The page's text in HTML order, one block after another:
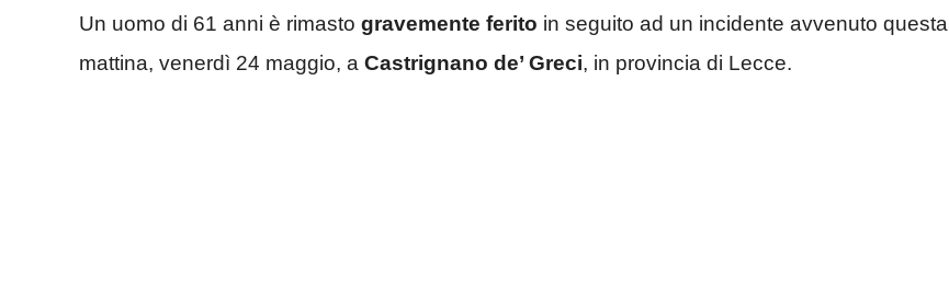
Un uomo di 61 anni è rimasto gravemente ferito in seguito ad un incidente avvenuto questa
mattina, venerdì 24 maggio, a Castrignano de’ Greci, in provincia di Lecce.